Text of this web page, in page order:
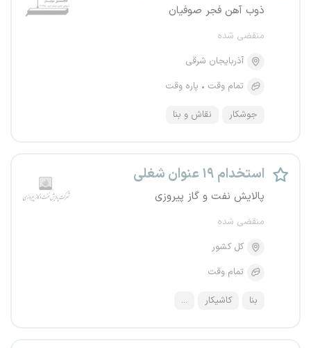
ذوب آهن فجر صوفیان
منقضی شده
آذربایجان شرقی
تمام وقت
پاره وقت
جوشکار نقاش و بنا
استخدام ۱۹ عنوان شغلی
پالایش نفت و گاز پیروزی
منقضی شده
کل کشور
تمام وقت
بنا کاشیکار ...